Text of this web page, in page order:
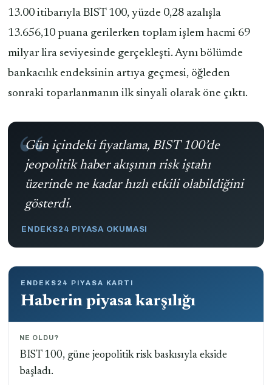
13.00 itibarıyla BIST 100, yüzde 0,28 azalışla
13.656,10 puana gerilerken toplam işlem hacmi 69
milyar lira seviyesinde gerçekleşti. Aynı bölümde
bankacılık endeksinin artıya geçmesi, öğleden
sonraki toparlanmanın ilk sinyali olarak öne çıktı.
Gün içindeki fiyatlama, BIST 100’de
jeopolitik haber akışının risk iştahı
üzerinde ne kadar hızlı etkili olabildiğini
gösterdi.
ENDEKS24 PIYASA OKUMASI
ENDEKS24 PIYASA KARTI
Haberin piyasa karşılığı
NE OLDU?
BIST 100, güne jeopolitik risk baskısıyla ekside
başladı.